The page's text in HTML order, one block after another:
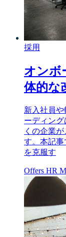
採用
オンボ
体的な
新入社員
ーディン
くの企業
す。本記事
を克服す
Offers HR